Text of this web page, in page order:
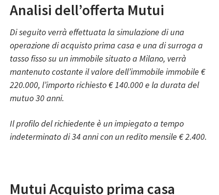
Analisi dell’offerta Mutui
Di seguito verrà effettuata la simulazione di una
operazione di acquisto prima casa e una di surroga a
tasso fisso su un immobile situato a Milano, verrà
mantenuto costante il valore dell’immobile immobile €
220.000, l’importo richiesto € 140.000 e la durata del
mutuo 30 anni.
Il profilo del richiedente è un impiegato a tempo
indeterminato di 34 anni con un redito mensile € 2.400.
Mutui Acquisto prima casa